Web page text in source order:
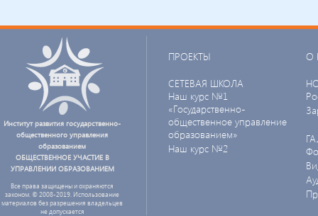
Институт развития государственно-
общественного управления
образованием
ОБЩЕСТВЕННОЕ УЧАСТИЕ В
УПРАВЛЕНИИ ОБРАЗОВАНИЕМ
Все права защищены и охраняются
законом. © 2008-2019. Использование
материалов без разрешения владельцев
не допускается
ПРОЕКТЫ
СЕТЕВАЯ ШКОЛА
Наш курс №1
«Государственно-
общественное управление
образованием»
Наш курс №2
О